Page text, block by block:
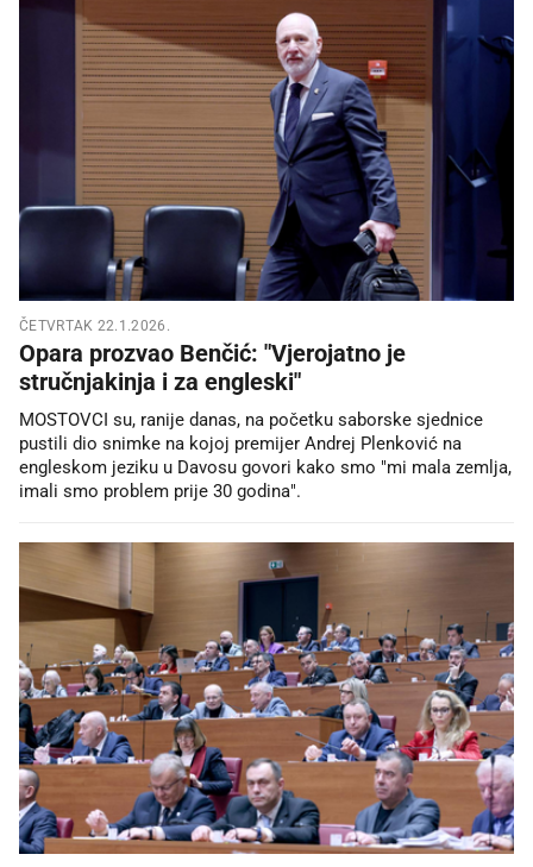
ČETVRTAK 22.1.2026.
Opara prozvao Benčić: "Vjerojatno je
stručnjakinja i za engleski"
MOSTOVCI su, ranije danas, na početku saborske sjednice
pustili dio snimke na kojoj premijer Andrej Plenković na
engleskom jeziku u Davosu govori kako smo "mi mala zemlja,
imali smo problem prije 30 godina".